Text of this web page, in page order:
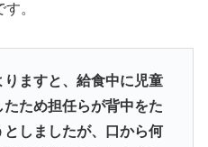
。
ますと、給食中に児童
ため担任らが背中をた
しましたが、口から何